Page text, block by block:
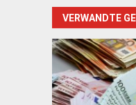
VERWANDTE